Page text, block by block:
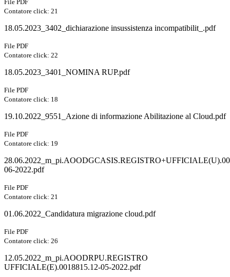
File PDF
Contatore click: 21
18.05.2023_3402_dichiarazione insussistenza incompatibilit_.pdf
File PDF
Contatore click: 22
18.05.2023_3401_NOMINA RUP.pdf
File PDF
Contatore click: 18
19.10.2022_9551_Azione di informazione Abilitazione al Cloud.pdf
File PDF
Contatore click: 19
06-2022.pdf
File PDF
Contatore click: 21
01.06.2022_Candidatura migrazione cloud.pdf
File PDF
Contatore click: 26
12.05.2022_m_pi.AOODRPU.REGISTRO
UFFICIALE(E).0018815.12-05-2022.pdf